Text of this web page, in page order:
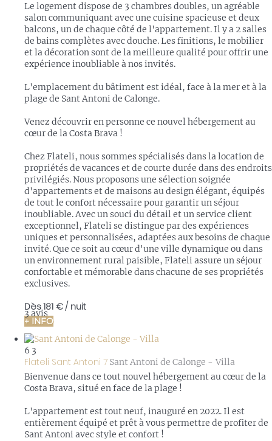
Le logement dispose de 3 chambres doubles, un agréable
salon communiquant avec une cuisine spacieuse et deux
balcons, un de chaque côté de l'appartement. Il y a 2 salles
de bains complètes avec douche. Les finitions, le mobilier
et la décoration sont de la meilleure qualité pour offrir une
expérience inoubliable à nos invités.
L'emplacement du bâtiment est idéal, face à la mer et à la
plage de Sant Antoni de Calonge.
Venez découvrir en personne ce nouvel hébergement au
cœur de la Costa Brava !
Chez Flateli, nous sommes spécialisés dans la location de
propriétés de vacances et de courte durée dans des endroits
privilégiés. Nous proposons une sélection soignée
d'appartements et de maisons au design élégant, équipés
de tout le confort nécessaire pour garantir un séjour
inoubliable. Avec un souci du détail et un service client
exceptionnel, Flateli se distingue par des expériences
uniques et personnalisées, adaptées aux besoins de chaque
invité. Que ce soit au cœur d'une ville dynamique ou dans
un environnement rural paisible, Flateli assure un séjour
confortable et mémorable dans chacune de ses propriétés
exclusives.
3 avis
Dès181 €/ nuit
+ INFO
6 3
Flateli Sant Antoni 7 Sant Antoni de Calonge - Villa
Bienvenue dans ce tout nouvel hébergement au cœur de la
Costa Brava, situé en face de la plage !
L'appartement est tout neuf, inauguré en 2022. Il est
entièrement équipé et prêt à vous permettre de profiter de
Sant Antoni avec style et confort !